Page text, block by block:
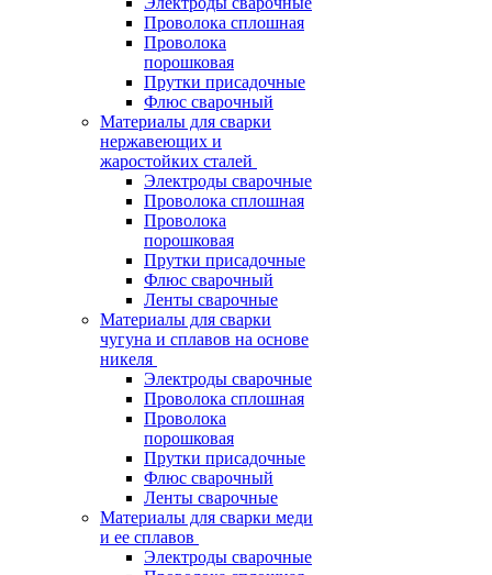
Проволока сплошная
Проволока
порошковая
Прутки присадочные
Флюс сварочный
Материалы для сварки
нержавеющих и
жаростойких сталей
Электроды сварочные
Проволока сплошная
Проволока
порошковая
Прутки присадочные
Флюс сварочный
Ленты сварочные
Материалы для сварки
чугуна и сплавов на основе
никеля
Электроды сварочные
Проволока сплошная
Проволока
порошковая
Прутки присадочные
Флюс сварочный
Ленты сварочные
Материалы для сварки меди
и ее сплавов
Электроды сварочные